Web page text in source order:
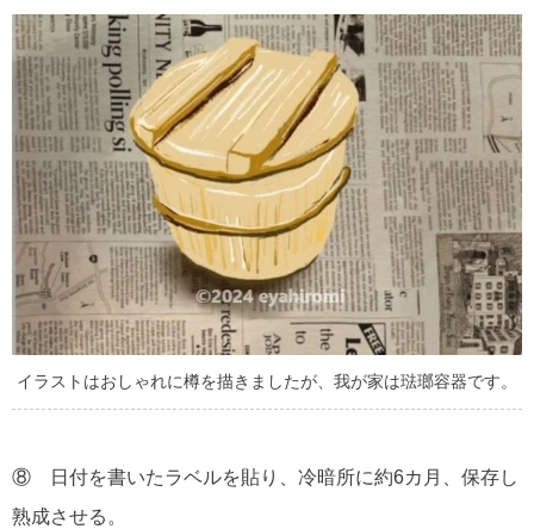
イラストはおしゃれに樽を描きましたが、我が家は琺瑯容器です。
⑧ 日付を書いたラベルを貼り、冷暗所に約6カ月、保存し
熟成させる。